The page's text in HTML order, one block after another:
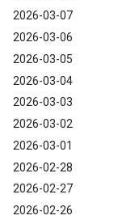
2026-03-07
2026-03-06
2026-03-05
2026-03-04
2026-03-03
2026-03-02
2026-03-01
2026-02-28
2026-02-27
2026-02-26